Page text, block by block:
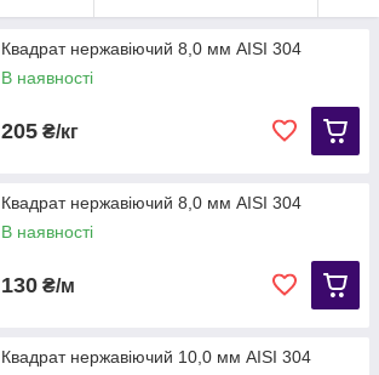
Квадрат нержавіючий 8,0 мм AISI 304
В наявності
205 ₴/кг
Квадрат нержавіючий 8,0 мм AISI 304
В наявності
130 ₴/м
Квадрат нержавіючий 10,0 мм AISI 304